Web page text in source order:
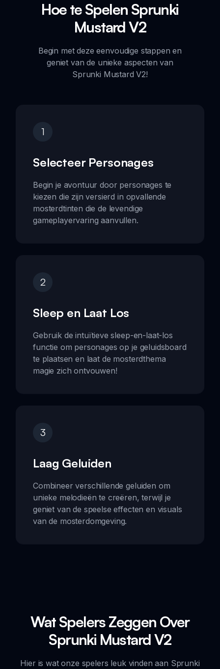
Hoe te Spelen Sprunki
Mustard V2
Begin met deze eenvoudige stappen en
geniet van de unieke aspecten van
Sprunki Mustard V2!
1
Selecteer Personages
Begin je avontuur door personages te
kiezen die zijn versierd in opvallende
mosterdtinten die de levendige
gameplayervaring aanvullen.
2
Sleep en Laat Los
Gebruik de intuïtieve sleep-en-laat-los
functie om personages op je geluidsboard
te plaatsen en laat de mosterdthema
magie zich ontvouwen!
3
Laag Geluiden
Combineer verschillende geluiden om
unieke melodieën te creëren, terwijl je
geniet van de speelse effecten en visuals
van de mosterdomgeving.
Wat Spelers Zeggen Over
Sprunki Mustard V2
Hier is wat onze spelers leuk vinden aan Sprunki